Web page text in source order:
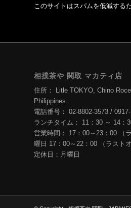
このサイトはスパムを低減する
相撲茶や 関取 マカティ店
住所： Litle TOKYO, Chino
Philippines
電話番号： 02-8802-3573 /
ランチタイム： 11：30 ～ 14：
営業時間： 17：00～23：00 （
曜日 17：00～22：00 （ラスト
定休日：月曜日